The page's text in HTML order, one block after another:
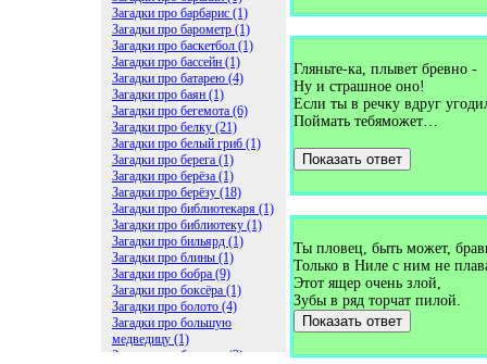
Загадки про барбарис (1)
Загадки про барометр (1)
Загадки про баскетбол (1)
Загадки про бассейн (1)
Загадки про батарею (4)
Загадки про баян (1)
Загадки про бегемота (6)
Загадки про белку (21)
Загадки про белый гриб (1)
Загадки про берега (1)
Загадки про берёза (1)
Загадки про берёзу (18)
Загадки про библиотекаря (1)
Загадки про библиотеку (1)
Загадки про бильярд (1)
Загадки про блины (1)
Загадки про бобра (9)
Загадки про боксёра (1)
Загадки про болото (4)
Загадки про большую
медведицу (1)
Загадки про ботинки (2)
Гляньте-ка, плывет бревно -
Ну и страшное оно!
Если ты в речку вдруг
Поймать тебяможет…
Показать ответ
Ты пловец, быть может,
Только в Ниле с ним не
Этот ящер очень злой,
Зубы в ряд торчат пилой.
Показать ответ